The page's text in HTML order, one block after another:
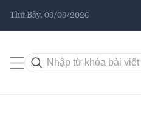
Thứ Bảy, 08/08/2026